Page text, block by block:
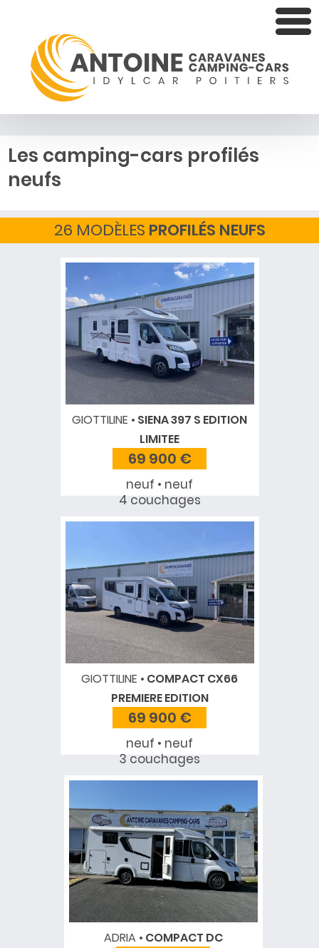
Les camping-cars profilés
neufs
26 MODÈLES PROFILÉS NEUFS
GIOTTILINE
SIENA 397 S EDITION
LIMITEE
69 900 €
neuf • neuf
4 couchages
GIOTTILINE
COMPACT CX66
PREMIERE EDITION
69 900 €
neuf • neuf
3 couchages
ADRIA COMPACT DC